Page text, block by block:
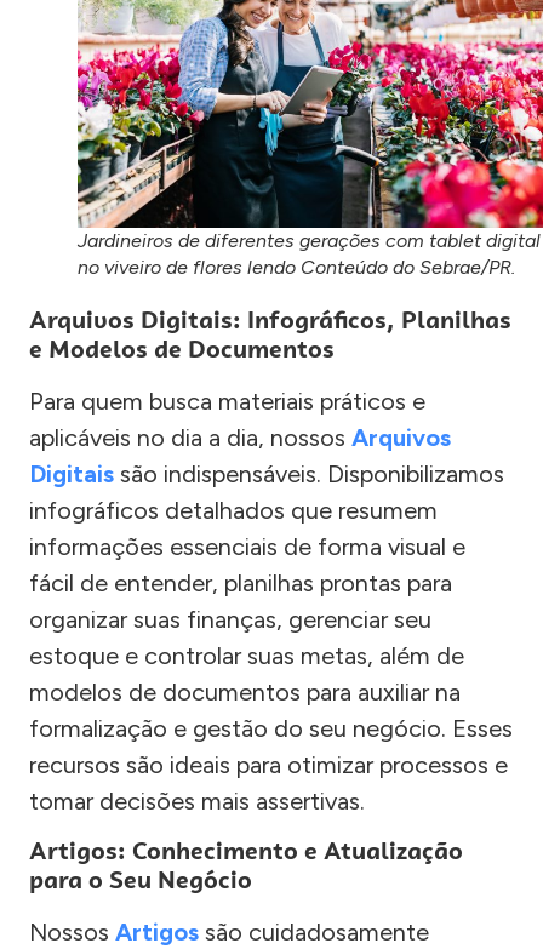
Jardineiros de diferentes gerações com tablet digital
no viveiro de flores lendo Conteúdo do Sebrae/PR.
Arquivos Digitais: Infográficos, Planilhas
e Modelos de Documentos
Para quem busca materiais práticos e
aplicáveis no dia a dia, nossos Arquivos
Digitais são indispensáveis. Disponibilizamos
infográficos detalhados que resumem
informações essenciais de forma visual e
fácil de entender, planilhas prontas para
organizar suas finanças, gerenciar seu
estoque e controlar suas metas, além de
modelos de documentos para auxiliar na
formalização e gestão do seu negócio. Esses
recursos são ideais para otimizar processos e
tomar decisões mais assertivas.
Artigos: Conhecimento e Atualização
para o Seu Negócio
Nossos Artigos são cuidadosamente